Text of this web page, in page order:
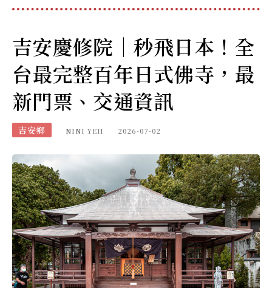
吉安慶修院｜秒飛日本！全
台最完整百年日式佛寺，最
新門票、交通資訊
吉安鄉 NINI YEH 2026-07-02